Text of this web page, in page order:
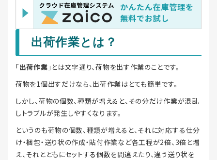
出荷作業とは？
「出荷作業 」とは文字通り、荷物を出す作業のことです。
荷物を1個出すだけなら、出荷作業はとても簡単です。
しかし、荷物の個数、種類が増えると、その分だけ作業が混乱
しトラブルが発生しやすくなります。
というのも荷物の個数、種類が増えると、それに対応する仕分
け・梱包・送り状の作成・貼付作業など各工程が2倍、3倍と増
え、それとともにセットする個数を間違えたり、違う送り状を